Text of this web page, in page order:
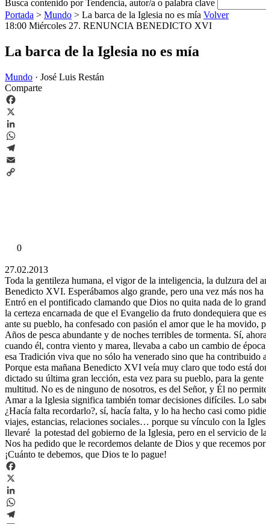
Busca contenido por Tendencia, autor/a o palabra clave
Portada > Mundo > La barca de la Iglesia no es mía Volver
18:00 Miércoles 27. RENUNCIA BENEDICTO XVI
La barca de la Iglesia no es mía
Mundo · José Luis Restán
Comparte
Facebook
X
LinkedIn
WhatsApp
Telegram
Email
0
27.02.2013
Toda la gentileza humana, el vigor de la inteligencia, la dulzura del
Benedicto XVI. Esperábamos algo grande, pero una vez más nos ha
Entró en el pontificado clamando que Dios no quita nada de lo
la certeza encarnada de que el Evangelio da fruto dondequiera que
ante su pueblo, ha confesado con pasión el amor que le ha
Años de pesca abundante y de noches terribles de tormenta. Sí,
cuando él, contra viento y marea, llevaba a cabo un cambio de
esa Tradición viva que no sólo ha venerado sino que ha contribuido
Porque esta mañana Benedicto XVI veía muy claro que todo está
dictado su última gran lección, esta vez para su pueblo, para la
multitud. No es de ninguno de nosotros, es del Señor, y Él no
Amar a la Iglesia significa también tomar decisiones difíciles. Lo
¿Hacía falta recordarlo?, sí, hacía falta, y lo ha hecho casi como
viajes, estancias, relaciones sociales… porque su vínculo con la
llevaré la potestad del gobierno de la Iglesia, pero en el servicio de
Nos ha pedido que le recordemos delante de Dios y que recemos
¡Cuánto te debemos, que Dios te lo pague!
Facebook
X
LinkedIn
WhatsApp